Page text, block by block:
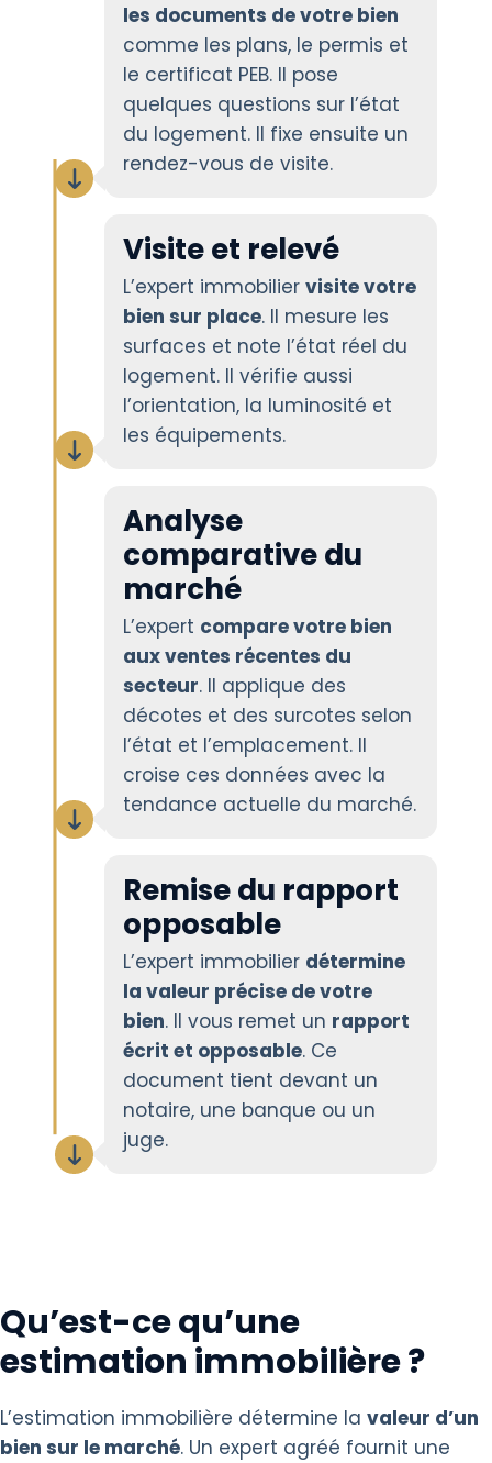
les documents de votre bien
comme les plans, le permis et
le certificat PEB. Il pose
quelques questions sur l’état
du logement. Il fixe ensuite un
rendez-vous de visite.
Visite et relevé
L’expert immobilier visite votre
bien sur place. Il mesure les
surfaces et note l’état réel du
logement. Il vérifie aussi
l’orientation, la luminosité et
les équipements.
Analyse
comparative du
marché
L’expert compare votre bien
aux ventes récentes du
secteur. Il applique des
décotes et des surcotes selon
l’état et l’emplacement. Il
croise ces données avec la
tendance actuelle du marché.
Remise du rapport
opposable
L’expert immobilier détermine
la valeur précise de votre
bien. Il vous remet un rapport
écrit et opposable. Ce
document tient devant un
notaire, une banque ou un
juge.
Qu’est-ce qu’une
estimation immobilière ?
L’estimation immobilière détermine la valeur d’un
bien sur le marché. Un expert agréé fournit une